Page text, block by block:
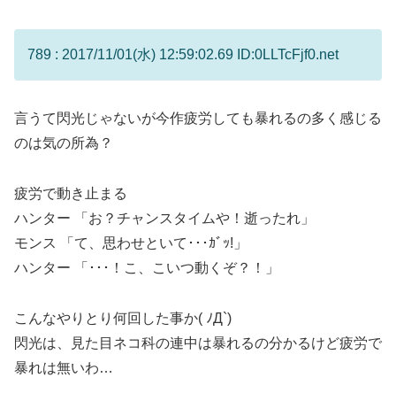
789 : 2017/11/01(水) 12:59:02.69 ID:0LLTcFjf0.net
言うて閃光じゃないが今作疲労しても暴れるの多く感じる
のは気の所為？
疲労で動き止まる
ハンター 「お？チャンスタイムや！逝ったれ」
モンス 「て、思わせといて･･･ｶﾞｯ!」
ハンター 「･･･！こ、こいつ動くぞ？！」
こんなやりとり何回した事か( ﾉД`)
閃光は、見た目ネコ科の連中は暴れるの分かるけど疲労で
暴れは無いわ…